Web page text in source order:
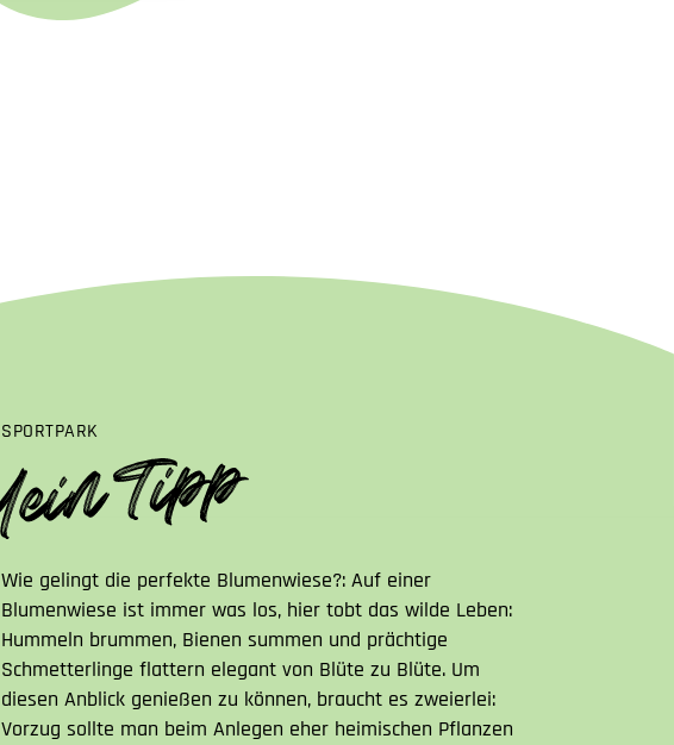
SPORTPARK
Wie gelingt die perfekte Blumenwiese?: Auf einer
Blumenwiese ist immer was los, hier tobt das wilde Leben:
Hummeln brummen, Bienen summen und prächtige
Schmetterlinge flattern elegant von Blüte zu Blüte. Um
diesen Anblick genießen zu können, braucht es zweierlei:
Vorzug sollte man beim Anlegen eher heimischen Pflanzen